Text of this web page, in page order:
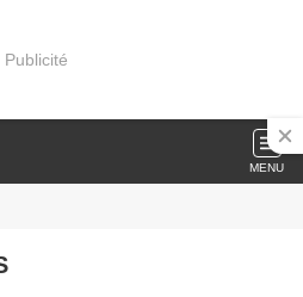
Publicité
MENU